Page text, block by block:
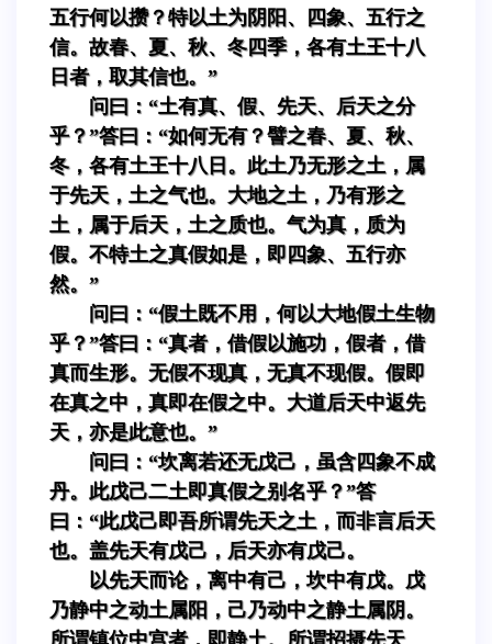
五行何以攒？特以土为阴阳、四象、五行之
信。故春、夏、秋、冬四季，各有土王十八
日者，取其信也。”
问曰：“土有真、假、先天、后天之分
乎？”答曰：“如何无有？譬之春、夏、秋、
冬，各有土王十八日。此土乃无形之土，属
于先天，土之气也。大地之土，乃有形之
土，属于后天，土之质也。气为真，质为
假。不特土之真假如是，即四象、五行亦
然。”
问曰：“假土既不用，何以大地假土生物
乎？”答曰：“真者，借假以施功，假者，借
真而生形。无假不现真，无真不现假。假即
在真之中，真即在假之中。大道后天中返先
天，亦是此意也。”
问曰：“坎离若还无戊己，虽含四象不成
丹。此戊己二土即真假之别名乎？”答
曰：“此戊己即吾所谓先天之土，而非言后天
也。盖先天有戊己，后天亦有戊己。
以先天而论，离中有己，坎中有戊。戊
乃静中之动土属阳，己乃动中之静土属阴。
所谓镇位中宫者，即静土。所谓招摄先天